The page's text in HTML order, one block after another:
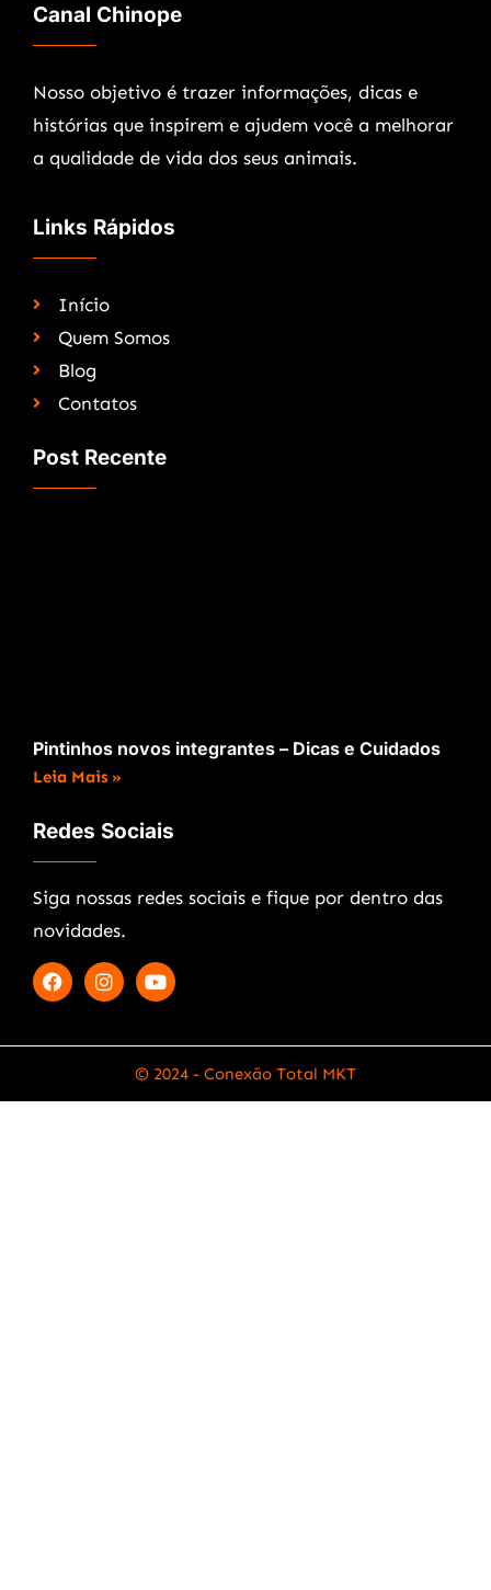
Canal Chinope
Nosso objetivo é trazer informações, dicas e
histórias que inspirem e ajudem você a melhorar
a qualidade de vida dos seus animais.
Links Rápidos
Início
Quem Somos
Blog
Contatos
Post Recente
Pintinhos novos integrantes – Dicas e Cuidados
Leia Mais »
Redes Sociais
Siga nossas redes sociais e fique por dentro das
novidades.
© 2024 - Conexão Total MKT